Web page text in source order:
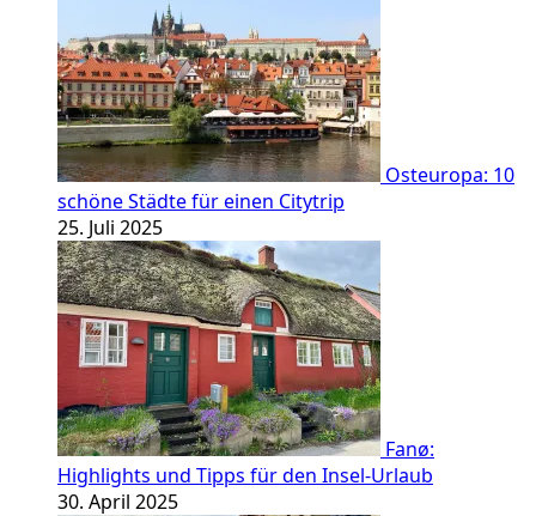
Osteuropa: 10
schöne Städte für einen Citytrip
25. Juli 2025
Fanø:
Highlights und Tipps für den Insel-Urlaub
30. April 2025